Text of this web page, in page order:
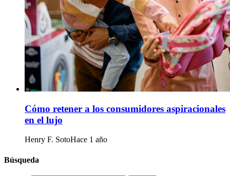
Cómo retener a los consumidores aspiracionales
en el lujo
Henry F. SotoHace 1 año
Búsqueda